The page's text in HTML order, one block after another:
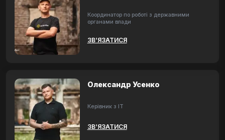
Координатор по роботі з державними
органами влади
ЗВ’ЯЗАТИСЯ
Олександр Усенко
Керівник з ІТ
ЗВ’ЯЗАТИСЯ